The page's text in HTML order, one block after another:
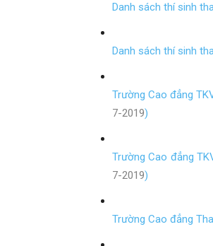
Nam
Danh sách thí sinh
Danh sách thí sinh
Trường Cao đẳng
7-2019)
Trường Cao đẳng
7-2019)
Trường Cao đẳng